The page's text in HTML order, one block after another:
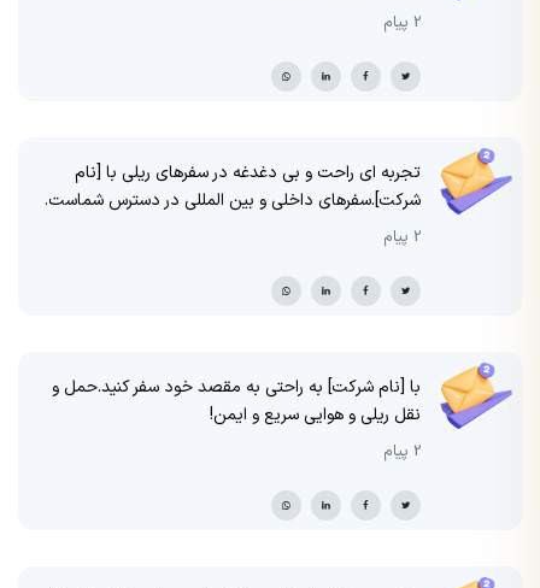
2 پیام
تجربه ای راحت و بی دغدغه در سفرهای ریلی با [نام
شرکت].سفرهای داخلی و بین المللی در دسترس شماست.
2 پیام
با [نام شرکت] به راحتی به مقصد خود سفر کنید.حمل و
نقل ریلی و هوایی سریع و ایمن!
2 پیام